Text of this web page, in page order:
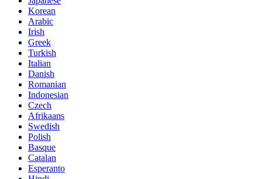
Korean
Arabic
Irish
Greek
Turkish
Italian
Danish
Romanian
Indonesian
Czech
Afrikaans
Swedish
Polish
Basque
Catalan
Esperanto